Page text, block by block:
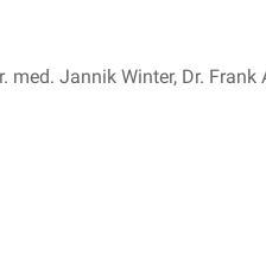
med. Jannik Winter, Dr. Frank